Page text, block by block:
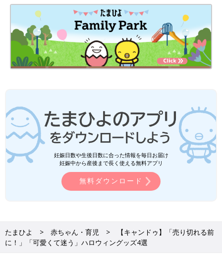
妊娠日数や生後日数に合った情報を毎日お届け
妊娠中から産後まで長く使える無料アプリ
無料ダウンロード
たまひよ 赤ちゃん・育児
【キャンドゥ】「売り切れる前
に！」「可愛くて迷う」ハロウィングッズ4選